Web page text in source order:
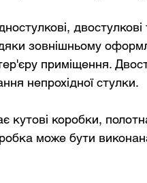
двостулкові
зовнішньому
приміщення.
непрохідної стулки.
кутові коробки,
може бути